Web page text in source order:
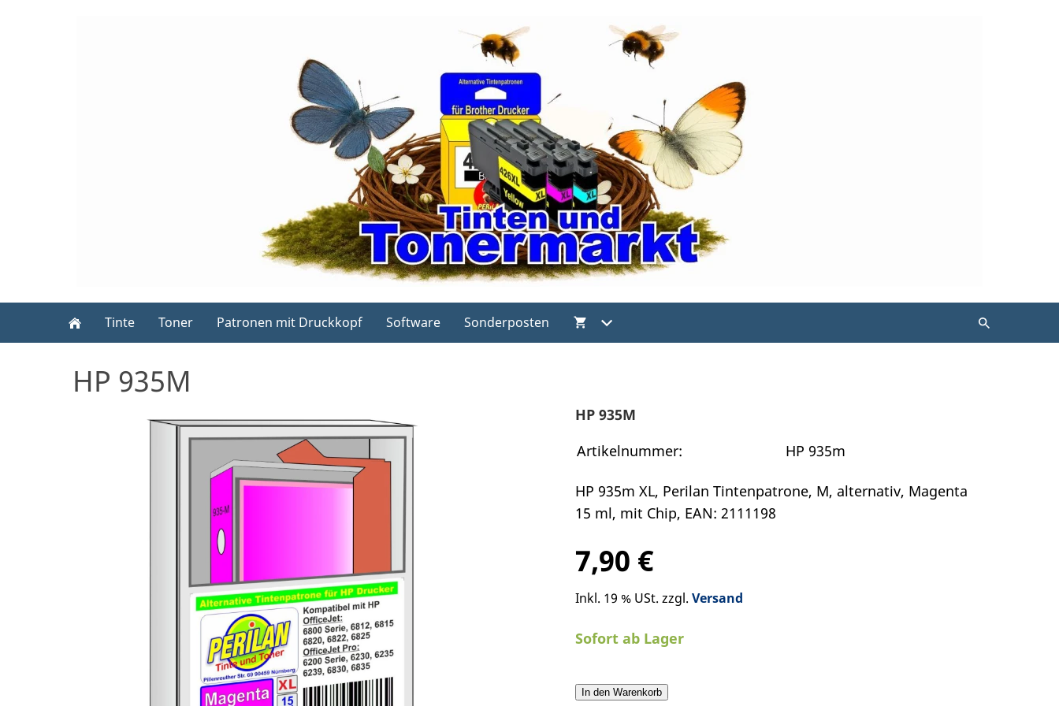
Tinte Toner Patronen mit Druckkopf Software Sonderposten
HP 935M
HP 935M
Artikelnummer:
HP 935m
HP 935m XL, Perilan Tintenpatrone, M, alternativ, Magenta
15 ml, mit Chip, EAN: 2111198
7,90 €
Inkl. 19 % USt. zzgl. Versand
Sofort ab Lager
In den Warenkorb